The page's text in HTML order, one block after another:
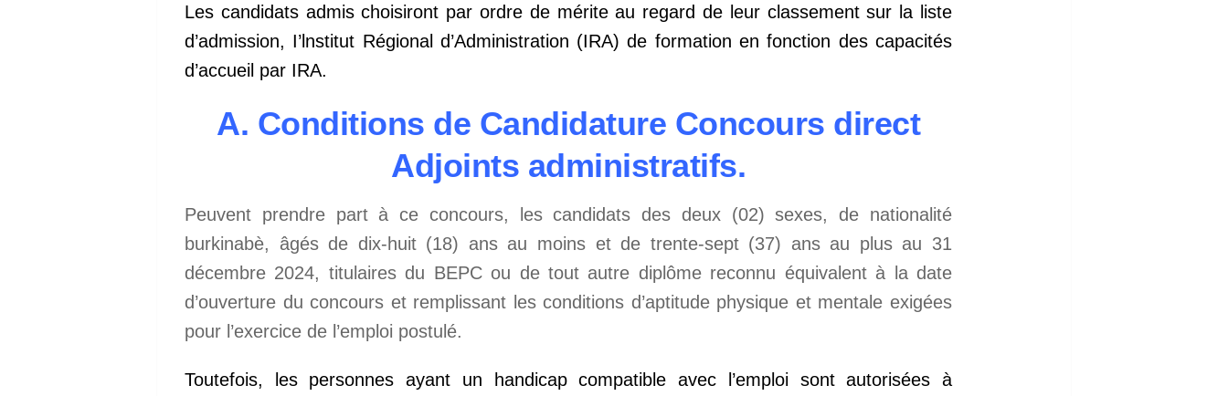
Les candidats admis choisiront par ordre de mérite au regard de leur classement sur la liste
d’admission, I’lnstitut Régional d’Administration (IRA) de formation en fonction des capacités
d’accueil par IRA.
A. Conditions de Candidature Concours direct
Adjoints administratifs.
Peuvent prendre part à ce concours, les candidats des deux (02) sexes, de nationalité
burkinabè, âgés de dix-huit (18) ans au moins et de trente-sept (37) ans au plus au 31
décembre 2024, titulaires du BEPC ou de tout autre diplôme reconnu équivalent à la date
d’ouverture du concours et remplissant les conditions d’aptitude physique et mentale exigées
pour l’exercice de l’emploi postulé.
Toutefois, les personnes ayant un handicap compatible avec l’emploi sont autorisées à